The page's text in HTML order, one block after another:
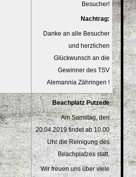
Besucher!
Nachtrag:
Danke an alle Besucher
und herzlichen
Glückwunsch an die
Gewinner des TSV
Alemannia Zähringen !
Beachplatz Putzede
Am Samstag, den
20.04.2019 findet ab 10.00
Uhr die Reinigung des
Beachplatzes statt.
Wir freuen uns über viele